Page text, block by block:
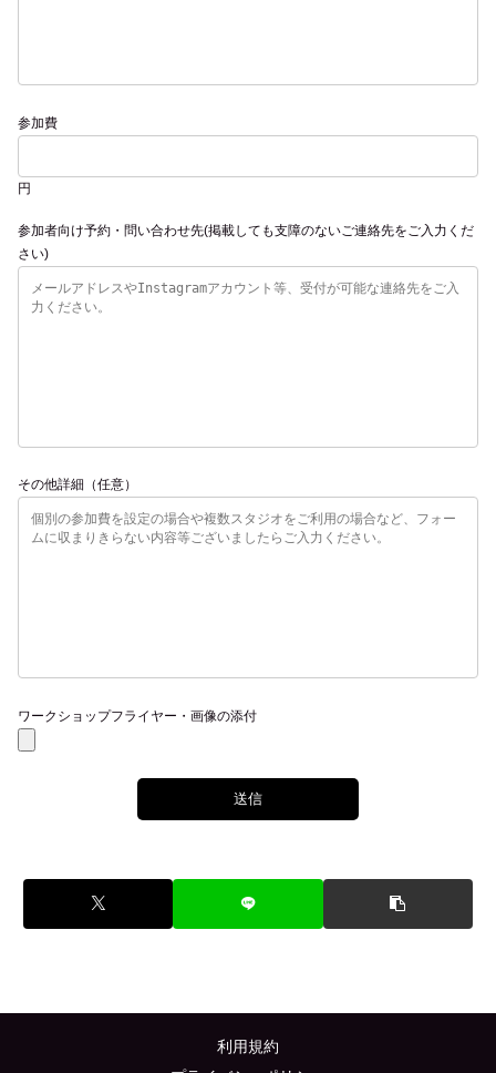
参加費
円
参加者向け予約・問い合わせ先(掲載しても支障のないご連絡先をご入力くだ
さい)
その他詳細（任意）
ワークショップフライヤー・画像の添付
利用規約